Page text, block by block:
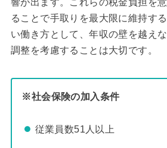
ることで手取りを最大限に維持す
い働き方として、年収の壁を越え
調整を考慮することは大切です。
※社会保険の加入条件
従業員数51人以上